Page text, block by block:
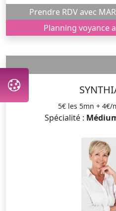
Planning voyance
5€ les 5mn + 4€/
Spécialité :